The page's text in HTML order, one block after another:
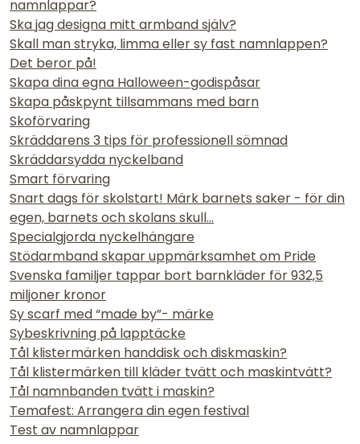
namnlappar?
Ska jag designa mitt armband själv?
Skall man stryka, limma eller sy fast namnlappen?
Det beror på!
Skapa dina egna Halloween-godispåsar
Skapa påskpynt tillsammans med barn
Skoförvaring
Skräddarens 3 tips för professionell sömnad
Skräddarsydda nyckelband
Smart förvaring
Snart dags för skolstart! Märk barnets saker - för din
egen, barnets och skolans skull...
Specialgjorda nyckelhängare
Stödarmband skapar uppmärksamhet om Pride
Svenska familjer tappar bort barnkläder för 932,5
miljoner kronor
Sy scarf med “made by”- märke
Sybeskrivning på lapptäcke
Tål klistermärken handdisk och diskmaskin?
Tål klistermärken till kläder tvätt och maskintvätt?
Tål namnbanden tvätt i maskin?
Temafest: Arrangera din egen festival
Test av namnlappar